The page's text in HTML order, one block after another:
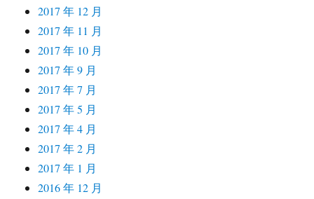
2017 年 12 月
2017 年 11 月
2017 年 10 月
2017 年 9 月
2017 年 7 月
2017 年 5 月
2017 年 4 月
2017 年 2 月
2017 年 1 月
2016 年 12 月